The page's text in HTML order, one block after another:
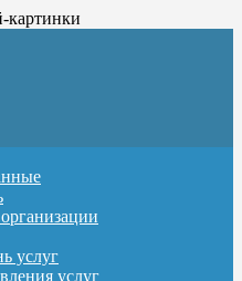
услуг
услуг